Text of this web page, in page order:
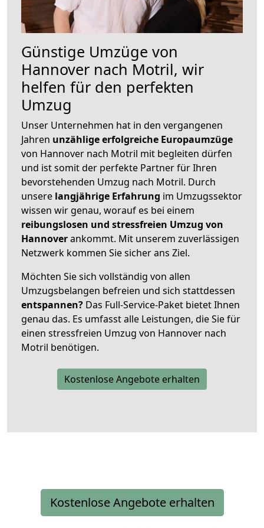
Günstige Umzüge von
Hannover nach Motril, wir
helfen für den perfekten
Umzug
Unser Unternehmen hat in den vergangenen
Jahren unzählige erfolgreiche Europaumzüge
von Hannover nach Motril mit begleiten dürfen
und ist somit der perfekte Partner für Ihren
bevorstehenden Umzug nach Motril. Durch
unsere langjährige Erfahrung im Umzugssektor
wissen wir genau, worauf es bei einem
reibungslosen und stressfreien Umzug von
Hannoverankommt. Mit unserem zuverlässigen
Netzwerk kommen Sie sicher ans Ziel.
Möchten Sie sich vollständig von allen
Umzugsbelangen befreien und sich stattdessen
entspannen? Das Full-Service-Paket bietet Ihnen
genau das. Es umfasst alle Leistungen, die Sie für
einen stressfreien Umzug von Hannover nach
Motril benötigen.
Kostenlose Angebote erhalten
Kostenlose Angebote erhalten